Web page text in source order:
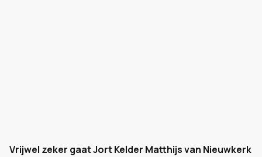
Vrijwel zeker gaat Jort Kelder Matthijs van Nieuwkerk